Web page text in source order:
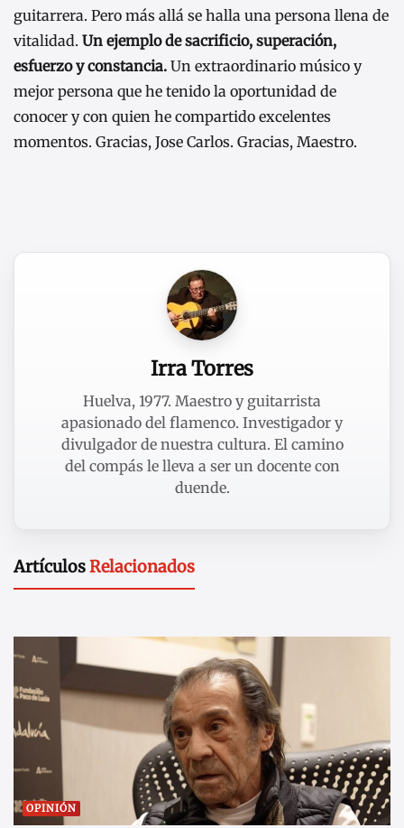
guitarrera. Pero más allá se halla una persona llena de
vitalidad. Un ejemplo de sacrificio, superación,
esfuerzo y constancia. Un extraordinario músico y
mejor persona que he tenido la oportunidad de
conocer y con quien he compartido excelentes
momentos. Gracias, Jose Carlos. Gracias, Maestro.
Irra Torres
Huelva, 1977. Maestro y guitarrista
apasionado del flamenco. Investigador y
divulgador de nuestra cultura. El camino
del compás le lleva a ser un docente con
duende.
ArtículosRelacionados
OPINIÓN